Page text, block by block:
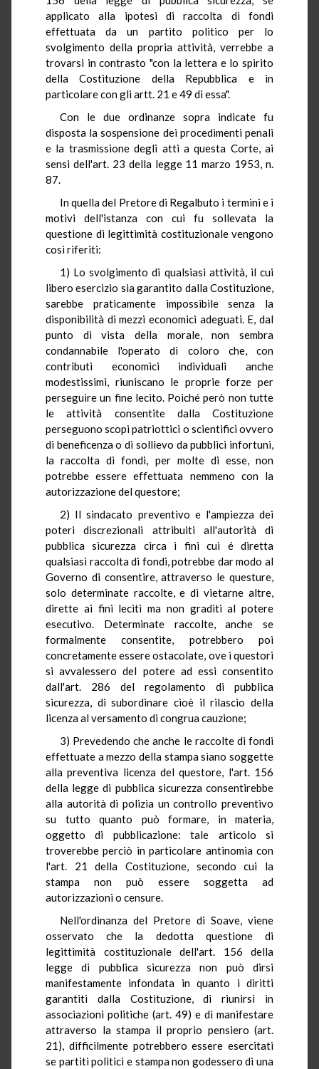
applicato alla ipotesi di raccolta di fondi
effettuata da un partito politico per lo
svolgimento della propria attività, verrebbe a
trovarsi in contrasto "con la lettera e lo spirito
della Costituzione della Repubblica e in
particolare con gli artt. 21 e 49 di essa".
Con le due ordinanze sopra indicate fu
disposta la sospensione dei procedimenti penali
e la trasmissione degli atti a questa Corte, ai
sensi dell'art. 23 della legge 11 marzo 1953, n.
87.
In quella del Pretore di Regalbuto i termini e i
motivi dell'istanza con cui fu sollevata la
questione di legittimità costituzionale vengono
cosi riferiti:
1) Lo svolgimento di qualsiasi attività, il cui
libero esercizio sia garantito dalla Costituzione,
sarebbe praticamente impossibile senza la
disponibilità di mezzi economici adeguati. E, dal
punto di vista della morale, non sembra
condannabile l'operato di coloro che, con
contributi economici individuali anche
modestissimi, riuniscano le proprie forze per
perseguire un fine lecito. Poiché però non tutte
le attività consentite dalla Costituzione
perseguono scopi patriottici o scientifici ovvero
di beneficenza o di sollievo da pubblici infortuni,
la raccolta di fondi, per molte di esse, non
potrebbe essere effettuata nemmeno con la
autorizzazione del questore;
2) Il sindacato preventivo e l'ampiezza dei
poteri discrezionali attribuiti all'autorità di
pubblica sicurezza circa i fini cui é diretta
qualsiasi raccolta di fondi, potrebbe dar modo al
Governo di consentire, attraverso le questure,
solo determinate raccolte, e di vietarne altre,
dirette ai fini leciti ma non graditi al potere
esecutivo. Determinate raccolte, anche se
formalmente consentite, potrebbero poi
concretamente essere ostacolate, ove i questori
si avvalessero del potere ad essi consentito
dall'art. 286 del regolamento di pubblica
sicurezza, di subordinare cioè il rilascio della
licenza al versamento di congrua cauzione;
3) Prevedendo che anche le raccolte di fondi
effettuate a mezzo della stampa siano soggette
alla preventiva licenza del questore, l'art. 156
della legge di pubblica sicurezza consentirebbe
alla autorità di polizia un controllo preventivo
su tutto quanto può formare, in materia,
oggetto di pubblicazione: tale articolo si
troverebbe perciò in particolare antinomia con
l'art. 21 della Costituzione, secondo cui la
stampa non può essere soggetta ad
autorizzazioni o censure.
Nell'ordinanza del Pretore di Soave, viene
osservato che la dedotta questione di
legittimità costituzionale dell'art. 156 della
legge di pubblica sicurezza non può dirsi
manifestamente infondata in quanto i diritti
garantiti dalla Costituzione, di riunirsi in
associazioni politiche (art. 49) e di manifestare
attraverso la stampa il proprio pensiero (art.
21), difficilmente potrebbero essere esercitati
se partiti politici e stampa non godessero di una